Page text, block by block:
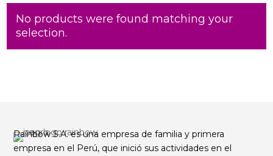
No products were found matching your
selection.
Rainbow S.A. es una empresa de familia y primera
empresa en el Perú, que inició sus actividades en el